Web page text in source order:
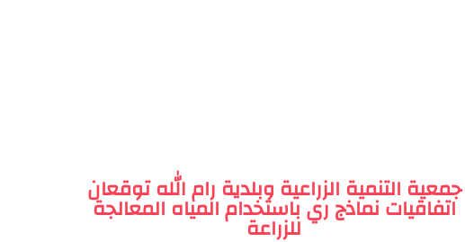
جمعية التنمية الزراعية وبلدية رام الله توقعان
اتفاقيات نماذج ري باستخدام المياه المعالجة
للزراعة